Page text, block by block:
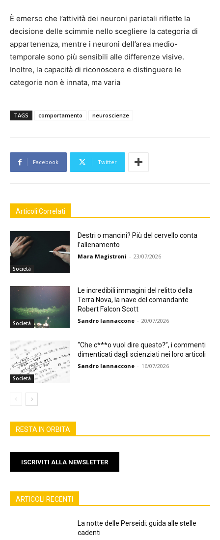
È emerso che l’attività dei neuroni parietali riflette la
decisione delle scimmie nello scegliere la categoria di
appartenenza, mentre i neuroni dell’area medio-
temporale sono più sensibili alle differenze visive.
Inoltre, la capacità di riconoscere e distinguere le
categorie non è innata, ma varia
TAGS comportamento neuroscienze
Facebook Twitter
Articoli Correlati
Società
Destri o mancini? Più del cervello conta
l’allenamento
Mara Magistroni - 23/07/2026
Società
Le incredibili immagini del relitto della
Terra Nova, la nave del comandante
Robert Falcon Scott
Sandro Iannaccone - 20/07/2026
Società
“Che c***o vuol dire questo?”, i commenti
dimenticati dagli scienziati nei loro articoli
Sandro Iannaccone - 16/07/2026
RESTA IN ORBITA
ISCRIVITI ALLA NEWSLETTER
ARTICOLI RECENTI
La notte delle Perseidi: guida alle stelle
cadenti